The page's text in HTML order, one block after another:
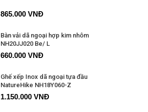
865.000 VNĐ
Bàn vải dã ngoại hợp kim nhôm
NH20JJ020 Be/ L
660.000 VNĐ
Ghế xếp Inox dã ngoại tựa đầu
NatureHike NH18Y060-Z
1.150.000 VNĐ